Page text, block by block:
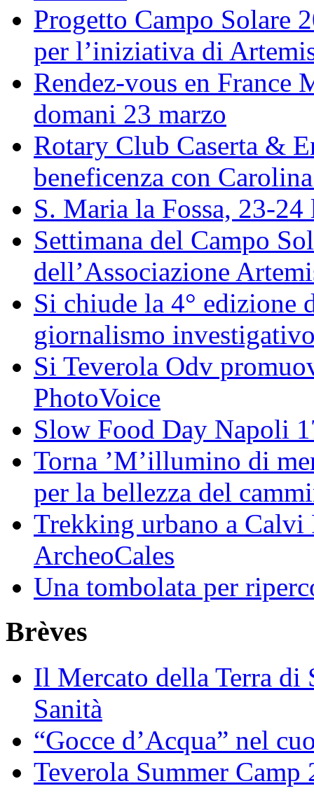
Progetto Campo Solare
per l’iniziativa di
Rendez-vous en France
domani 23 marzo
Rotary Club Caserta &
beneficenza con
S. Maria la Fossa, 23-
Settimana del Campo
dell’Associazione
Si chiude la 4° edizione
giornalismo
Si Teverola Odv
PhotoVoice
Slow Food Day Napoli
Torna ’M’illumino di
per la bellezza del
Trekking urbano a Calvi
ArcheoCales
Una tombolata per
Brèves
Il Mercato della Terra
Sanità
“Gocce d’Acqua” nel
Teverola Summer Camp